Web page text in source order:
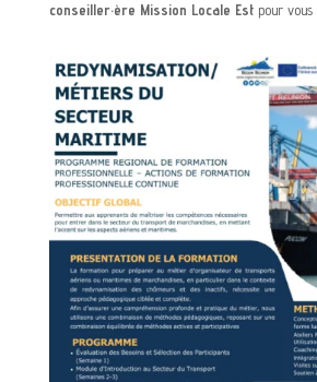
conseiller·ère Mission Locale Estpour vous